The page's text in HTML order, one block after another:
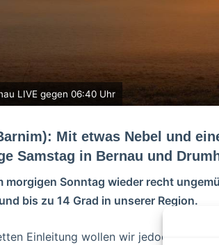
LIVE gegen 06:40 Uhr
Mit etwas Nebel und
Samstag in Bernau und
morgigen Sonntag wieder recht
bis zu 14 Grad in unserer Region.
Einleitung wollen wir jedoch gleich